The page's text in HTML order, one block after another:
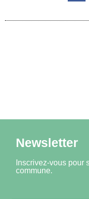
Newsletter
Inscrivez-vous pour
commune.